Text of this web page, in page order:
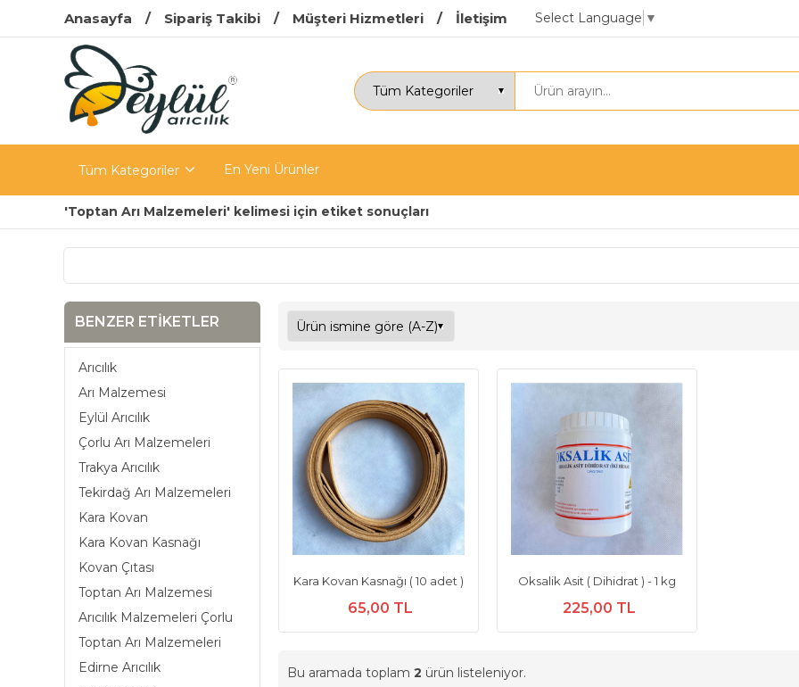
Anasayfa Sipariş Takibi Müşteri Hizmetleri İletişim Select Language ▼
Tüm Kategoriler En Yeni Ürünler
'Toptan Arı Malzemeleri' kelimesi için etiket sonuçları
BENZER ETIKETLER
Arıcılık
Arı Malzemesi
Eylül Arıcılık
Çorlu Arı Malzemeleri
Trakya Arıcılık
Tekirdağ Arı Malzemeleri
Kara Kovan
Kara Kovan Kasnağı
Kovan Çıtası
Toptan Arı Malzemesi
Arıcılık Malzemeleri Çorlu
Toptan Arı Malzemeleri
Edirne Arıcılık
Kara Kovan Kasnağı ( 10 adet )
65,00 TL
Oksalik Asit ( Dihidrat ) - 1 kg
225,00 TL
Bu aramada toplam 2 ürün listeleniyor.